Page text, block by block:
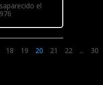
el
18 19 20 21 22 ... 30